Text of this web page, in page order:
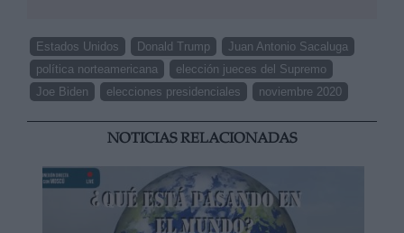
Estados Unidos Donald Trump
Juan Antonio Sacaluga
política norteamericana
elección jueces del Supremo
Joe Biden
elecciones presidenciales noviembre 2020
NOTICIAS RELACIONADAS